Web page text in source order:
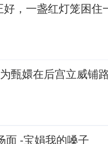
，一盏红灯笼困住
甄嬛在后宫立威铺
面 -宝娟我的嗓子